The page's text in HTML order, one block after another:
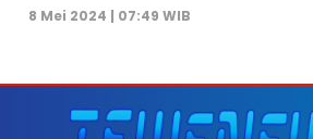
8 Mei 2024 | 07:49 WIB